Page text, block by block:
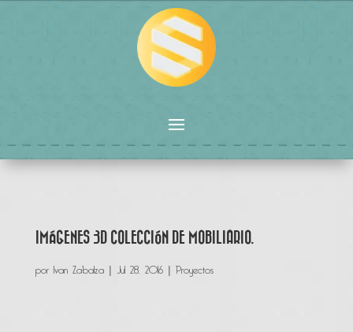
IMÁGENES 3D COLECCIÓN DE MOBILIARIO.
por Ivan Zabalza| Jul 28, 2016| Proyectos